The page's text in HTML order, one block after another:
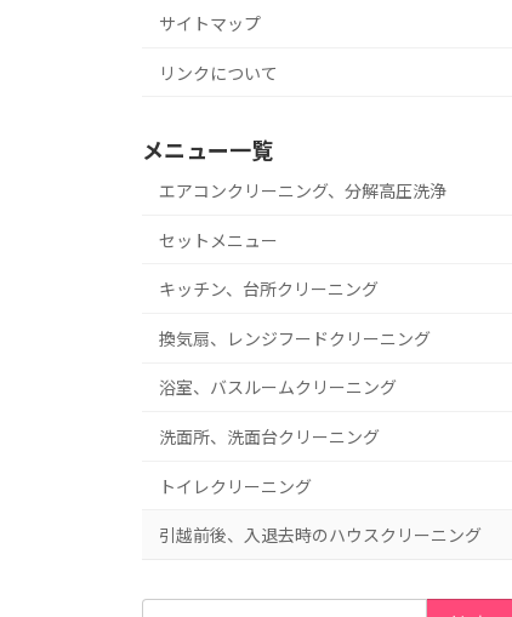
サイトマップ
リンクについて
メニュー一覧
エアコンクリーニング、分解高圧洗浄
セットメニュー
キッチン、台所クリーニング
換気扇、レンジフードクリーニング
浴室、バスルームクリーニング
洗面所、洗面台クリーニング
トイレクリーニング
引越前後、入退去時のハウスクリーニング